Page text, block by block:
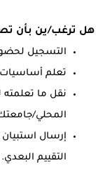
هل ترغب/ين بأن
التسجيل
تعلم أساسيات
المحلي/
إرسال
التقييم البعدي.